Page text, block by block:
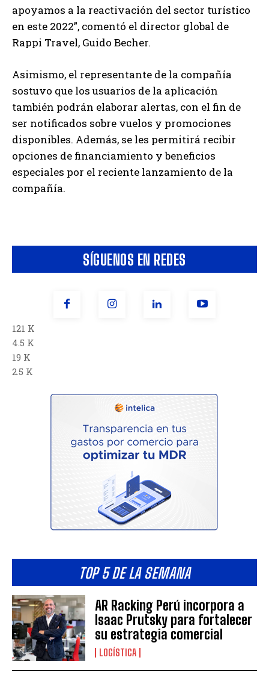
SÍGUENOS EN REDES
121 K
4.5 K
19 K
2.5 K
TOP 5 DE LA SEMANA
AR Racking Perú incorpora a
Isaac Prutsky para fortalecer
su estrategia comercial
LOGÍSTICA
apoyamos a la reactivación del sector turístico
en este 2022”, comentó el director global de
Rappi Travel, Guido Becher.
Asimismo, el representante de la compañía
sostuvo que los usuarios de la aplicación
también podrán elaborar alertas, con el fin de
ser notificados sobre vuelos y promociones
disponibles. Además, se les permitirá recibir
opciones de financiamiento y beneficios
especiales por el reciente lanzamiento de la
compañía.